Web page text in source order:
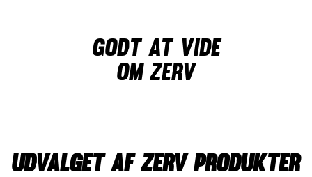
Godt at vide
Om zerv
Udvalget af ZERV produkter